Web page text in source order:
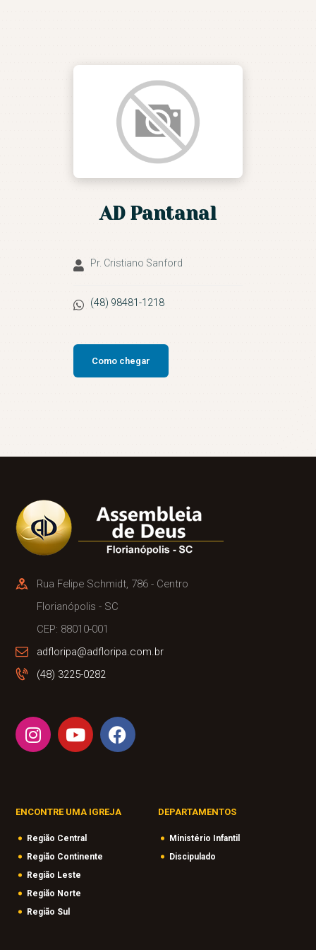
FLORIANÓPOLIS
NOSSA IGREJA
MINISTÉRIOS
AGENDA DE EVENTOS
PREGAÇÕES
CONTATO
AD Pantanal
Pr. Cristiano Sanford
(48) 98481-1218
Como chegar
Rua Felipe Schmidt, 786 - Centro
Florianópolis - SC
CEP: 88010-001
adfloripa@adfloripa.com.br
(48) 3225-0282
ENCONTRE UMA IGREJA
Região Central
Região Continente
Região Leste
Região Norte
Região Sul
DEPARTAMENTOS
Ministério Infantil
Discipulado